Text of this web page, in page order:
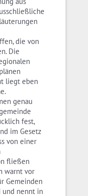
die von
Die
liegt eben
genau
fest,
im Gesetz
von einer
fließen
warnt vor
Gemeinden
und nennt in